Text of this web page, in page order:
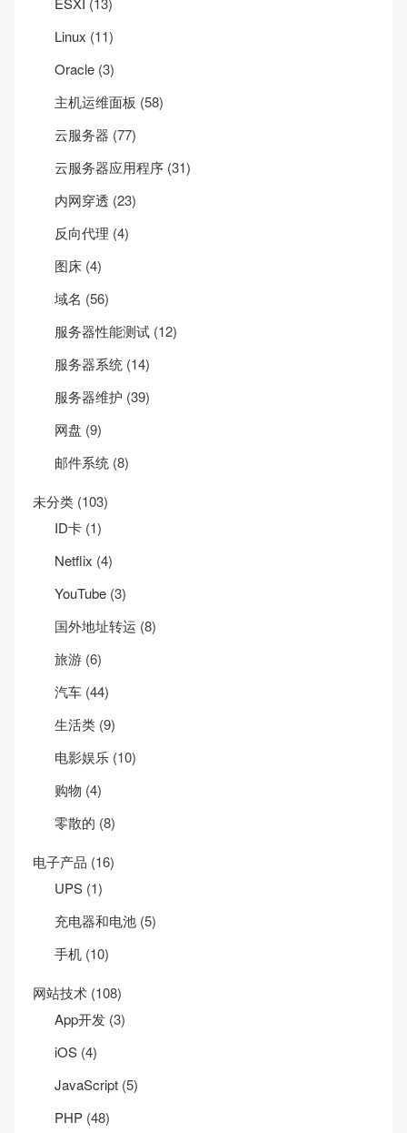
Linux (11)
Oracle (3)
主机运维面板 (58)
云服务器 (77)
云服务器应用程序 (31)
内网穿透 (23)
反向代理 (4)
图床 (4)
域名 (56)
服务器性能测试 (12)
服务器系统 (14)
服务器维护 (39)
网盘 (9)
邮件系统 (8)
未分类 (103)
ID卡 (1)
Net­flix (4)
YouTube (3)
国外地址转运 (8)
旅游 (6)
汽车 (44)
生活类 (9)
电影娱乐 (10)
购物 (4)
零散的 (8)
电子产品 (16)
UPS (1)
充电器和电池 (5)
手机 (10)
网站技术 (108)
App开发 (3)
iOS (4)
JavaScript (5)
PHP (48)